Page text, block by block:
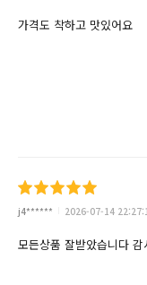
가격도 착하고 맛있어요
j4****** 2026-07-14
모든상품 잘받았습니다